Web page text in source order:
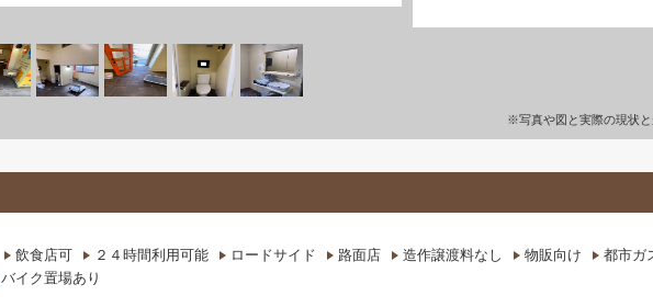
※写真や図と実際の現状
飲食店可 ２４時間利用可能 ロードサイド 路面店 造作譲渡料なし 物販向け
都市ガ
バイク置場あり